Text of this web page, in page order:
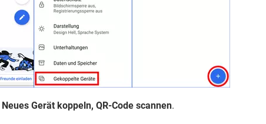
Neues Gerät koppeln, QR-Code scannen.